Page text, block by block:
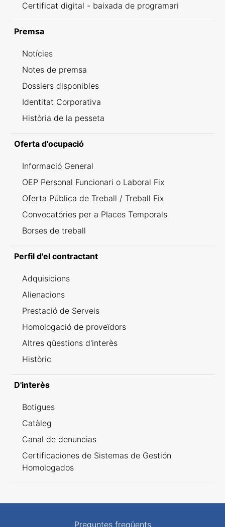
Certificat digital - baixada de programari
Premsa
Notícies
Notes de premsa
Dossiers disponibles
Identitat Corporativa
Història de la pesseta
Oferta d'ocupació
Informació General
OEP Personal Funcionari o Laboral Fix
Oferta Pública de Treball / Treball Fix
Convocatóries per a Places Temporals
Borses de treball
Perfil d'el contractant
Adquisicions
Alienacions
Prestació de Serveis
Homologació de proveïdors
Altres qüestions d'interès
Històric
D'interès
Botigues
Catàleg
Canal de denuncias
Certificaciones de Sistemas de Gestión
Homologados
Preguntes freqüents